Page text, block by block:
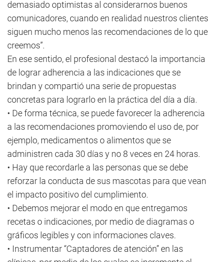
demasiado optimistas al considerarnos buenos
comunicadores, cuando en realidad nuestros clientes
siguen mucho menos las recomendaciones de lo que
creemos”.
En ese sentido, el profesional destacó la importancia
de lograr adherencia a las indicaciones que se
brindan y compartió una serie de propuestas
concretas para lograrlo en la práctica del día a día.
• De forma técnica, se puede favorecer la adherencia
a las recomendaciones promoviendo el uso de, por
ejemplo, medicamentos o alimentos que se
administren cada 30 días y no 8 veces en 24 horas.
• Hay que recordarle a las personas que se debe
reforzar la conducta de sus mascotas para que vean
el impacto positivo del cumplimiento.
• Debemos mejorar el modo en que entregamos
recetas o indicaciones, por medio de diagramas o
gráficos legibles y con informaciones claves.
• Instrumentar “Captadores de atención” en las